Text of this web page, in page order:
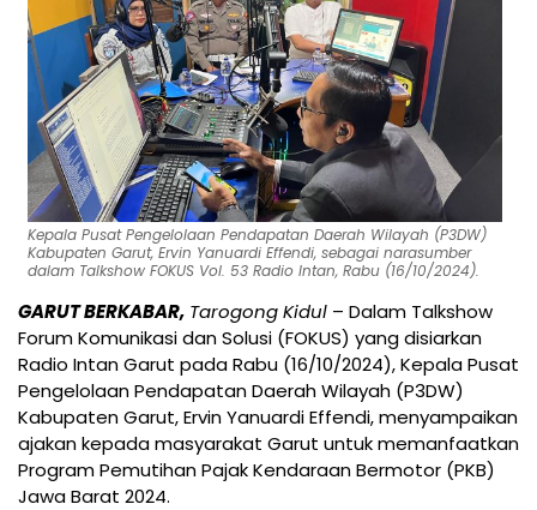
Kepala Pusat Pengelolaan Pendapatan Daerah Wilayah (P3DW)
Kabupaten Garut, Ervin Yanuardi Effendi, sebagai narasumber
dalam Talkshow FOKUS Vol. 53 Radio Intan, Rabu (16/10/2024).
GARUT BERKABAR, Tarogong Kidul – Dalam Talkshow
Forum Komunikasi dan Solusi (FOKUS) yang disiarkan
Radio Intan Garut pada Rabu (16/10/2024), Kepala Pusat
Pengelolaan Pendapatan Daerah Wilayah (P3DW)
Kabupaten Garut, Ervin Yanuardi Effendi, menyampaikan
ajakan kepada masyarakat Garut untuk memanfaatkan
Program Pemutihan Pajak Kendaraan Bermotor (PKB)
Jawa Barat 2024.